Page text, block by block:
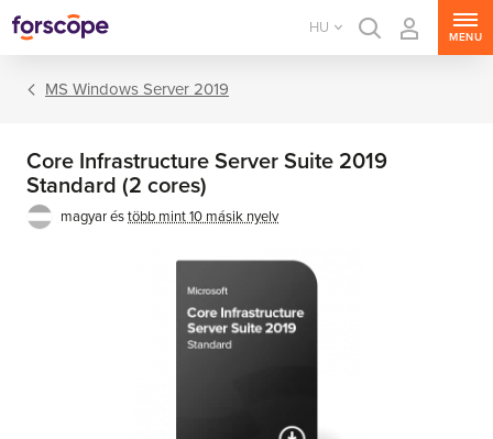
HU
MENU
MS Windows Server
MS Windows Server 2019
Core Infrastructure Server Suite 2019
Standard (2 cores)
magyar éstöbb mint 10 másik nyelv